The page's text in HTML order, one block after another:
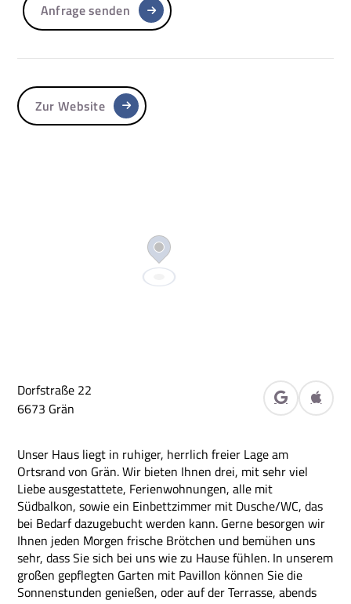
Dorfstraße 22
6673 Grän in Google
in
Unser Haus liegt in ruhiger, herrlich freier Lage am
Ortsrand von Grän. Wir bieten Ihnen drei, mit sehr viel
Liebe ausgestattete, Ferienwohnungen, alle mit
Südbalkon, sowie ein Einbettzimmer mit Dusche/WC, das
bei Bedarf dazugebucht werden kann. Gerne besorgen wir
Ihnen jeden Morgen frische Brötchen und bemühen uns
sehr, dass Sie sich bei uns wie zu Hause fühlen. In unserem
großen gepflegten Garten mit Pavillon können Sie die
Sonnenstunden genießen, oder auf der Terrasse, abends
Anfrage senden
Zur Website